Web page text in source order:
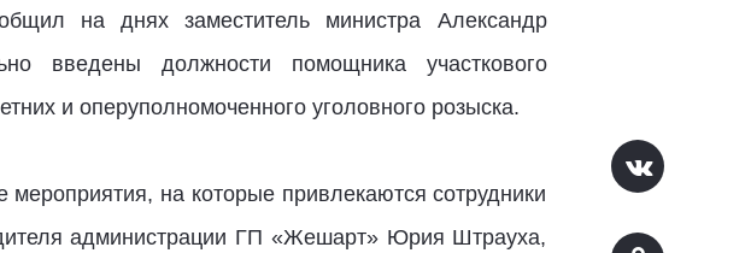
на днях заместитель министра Александр
введены должности помощника участкового
и оперуполномоченного уголовного розыска.
на которые привлекаются сотрудники
администрации ГП «Жешарт» Юрия Штрауха,